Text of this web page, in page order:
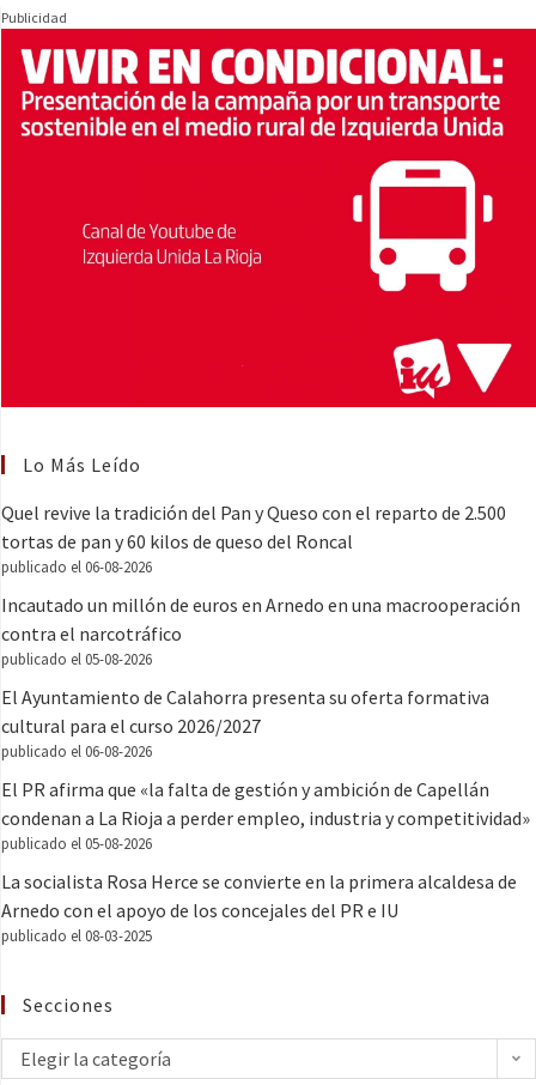
Publicidad
Lo Más Leído
Quel revive la tradición del Pan y Queso con el reparto de 2.500
tortas de pan y 60 kilos de queso del Roncal
publicado el 06-08-2026
Incautado un millón de euros en Arnedo en una macrooperación
contra el narcotráfico
publicado el 05-08-2026
El Ayuntamiento de Calahorra presenta su oferta formativa
cultural para el curso 2026/2027
publicado el 06-08-2026
El PR afirma que «la falta de gestión y ambición de Capellán
condenan a La Rioja a perder empleo, industria y competitividad»
publicado el 05-08-2026
La socialista Rosa Herce se convierte en la primera alcaldesa de
Arnedo con el apoyo de los concejales del PR e IU
publicado el 08-03-2025
Secciones
Elegir la categoría